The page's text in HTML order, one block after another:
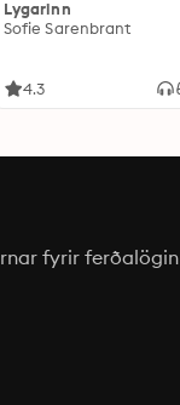
Lygarinn
Sofie Sarenbrant
4.3
fyrir ferðalögin